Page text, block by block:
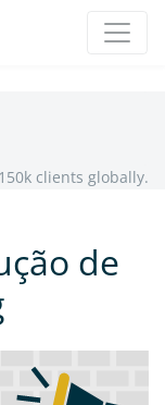
clients globally.
de